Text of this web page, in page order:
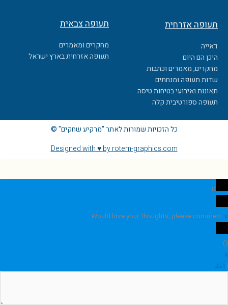
תעופה אזרחית
דאייה
היכן הם היום
מחקרים, מאמרים וכתבות
שדות תעופה ומנחתים
תאונות ואירועי בטיחות טיסה
תעופה ספורטיבית קלה
תעופה צבאית
מחקרים ומאמרים
תעופה אזרחית בארץ ישראל
כל הזכויות שמורות לאתר "מרקיע שחקים" ©
Designed with ♥ by rotem-graphics.com
0
Would love your thoughts, please comment.x
(
)
x
| הגב